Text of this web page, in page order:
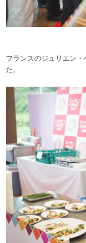
フランスのジュリエン
た。